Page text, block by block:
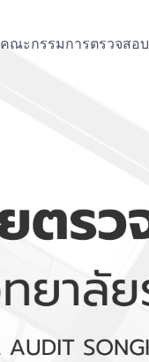
คณะกรรมการตรวจสอบ